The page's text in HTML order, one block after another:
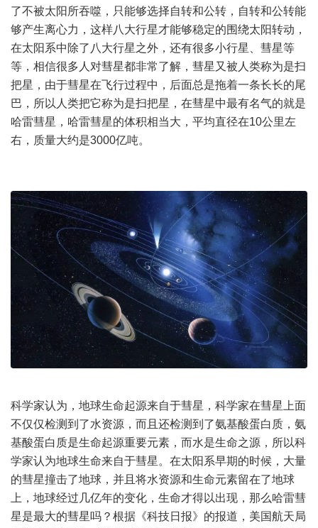
了不被太阳所吞噬，只能够选择自转和公转，自转和公转能
够产生离心力，这样八大行星才能够稳定的围绕太阳转动，
在太阳系中除了八大行星之外，还有很多小行星、彗星等
等，相信很多人对彗星都非常了解，彗星又被人类称为是扫
把星，由于彗星在飞行过程中，后面总是拖着一条长长的尾
巴，所以人类把它称为是扫把星，在彗星中最有名气的就是
哈雷彗星，哈雷彗星的体积相当大，平均直径在10公里左
右，质量大约是3000亿吨。
科学家认为，地球生命起源来自于彗星，科学家在彗星上面
不仅仅检测到了水资源，而且还检测到了氨基酸蛋白质，氨
基酸蛋白质是生命起源重要元素，而水是生命之源，所以科
学家认为地球生命来自于彗星。在太阳系早期的时候，大量
的彗星撞击了地球，并且将水资源和生命元素留在了地球
上，地球经过几亿年的变化，生命才得以出现，那么哈雷彗
星是最大的彗星吗？根据《科技日报》的报道，美国航天局